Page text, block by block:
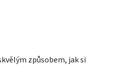
způsobem, jak si